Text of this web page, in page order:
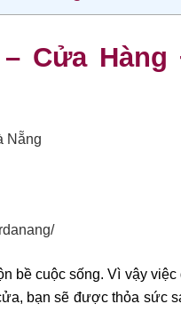
– Cửa Hàng
Nẵng
bề cuộc sống. Vì vậy
bạn sẽ được thỏa sức